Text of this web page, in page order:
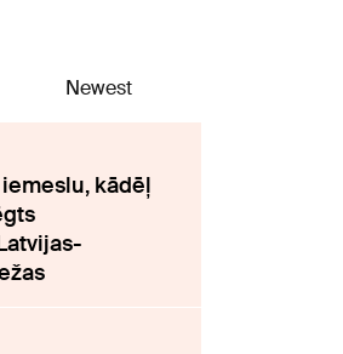
Newest
kādēļ